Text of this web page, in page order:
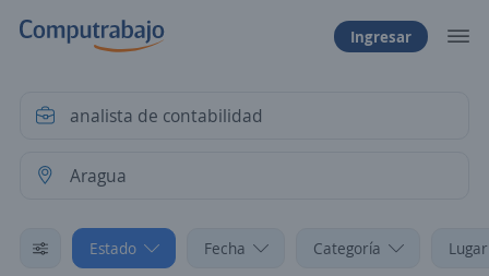
Ingresar
Estado Fecha Categoría